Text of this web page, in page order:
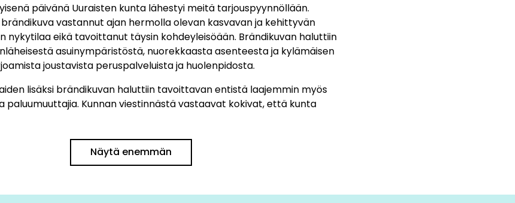
päivänä Uuraisten kunta lähestyi meitä tarjouspyynnöllään.
vastannut ajan hermolla olevan kasvavan ja kehittyvän
nykytilaa eikä tavoittanut täysin kohdeyleisöään. Brändikuvan haluttiin
asuinympäristöstä, nuorekkaasta asenteesta ja kylämäisen
joustavista peruspalveluista ja huolenpidosta.
lisäksi brändikuvan haluttiin tavoittavan entistä laajemmin myös
paluumuuttajia. Kunnan viestinnästä vastaavat kokivat, että kunta
ja modernia otetta erottuakseen muista kunnista.